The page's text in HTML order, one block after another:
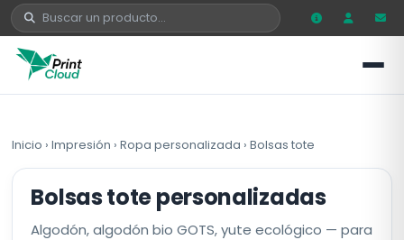
Inicio ›Impresión ›Ropa personalizada ›Bolsas tote
Bolsas tote personalizadas
Algodón, algodón bio GOTS, yute ecológico — para